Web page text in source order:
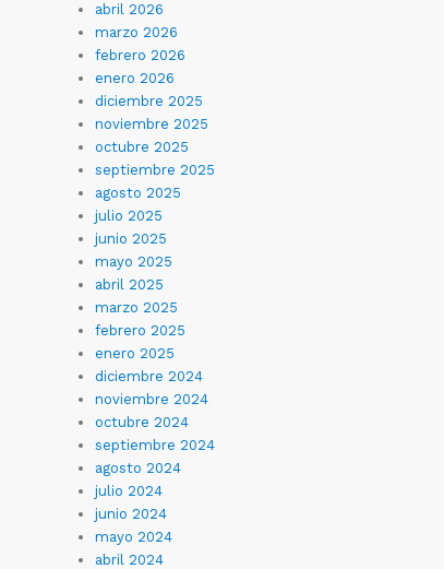
abril 2026
marzo 2026
febrero 2026
enero 2026
diciembre 2025
noviembre 2025
octubre 2025
septiembre 2025
agosto 2025
julio 2025
junio 2025
mayo 2025
abril 2025
marzo 2025
febrero 2025
enero 2025
diciembre 2024
noviembre 2024
octubre 2024
septiembre 2024
agosto 2024
julio 2024
junio 2024
mayo 2024
abril 2024